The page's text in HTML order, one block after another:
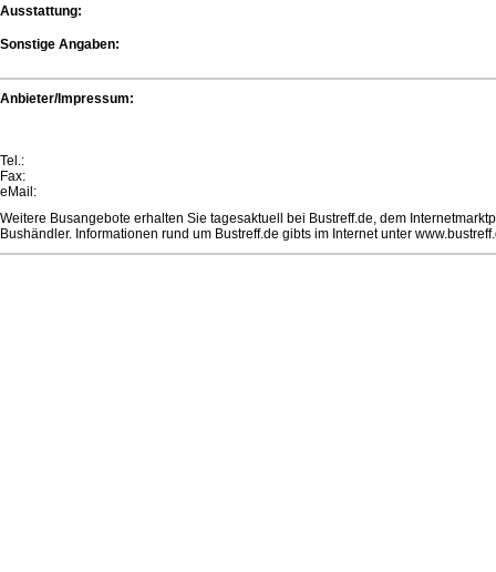
Ausstattung:
Sonstige Angaben:
Anbieter/Impressum:
Tel.:
Fax:
eMail:
Weitere Busangebote erhalten Sie tagesaktuell bei Bustreff.de, dem
Bushändler. Informationen rund um Bustreff.de gibts im Internet unter